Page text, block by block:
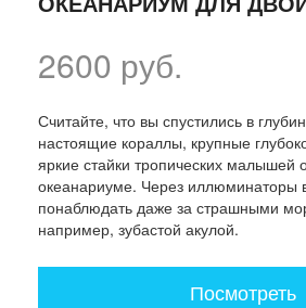
2600 руб.
Считайте, что вы спустились в
настоящие кораллы, крупные
яркие стайки тропических малышей
океанариуме. Через иллюминаторы
понаблюдать даже за страшными
например, зубастой акулой.
Посмотреть